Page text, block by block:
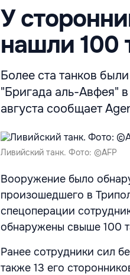
У
нашли 100
Более ста танков
"Бригада аль-Авфея"
августа сообщает
Ливийский танк. Фото: ©AFP
Вооружение было
произошедшего в
спецоперации
обнаружены свыше 100
Ранее сотрудники сил
также 13 его